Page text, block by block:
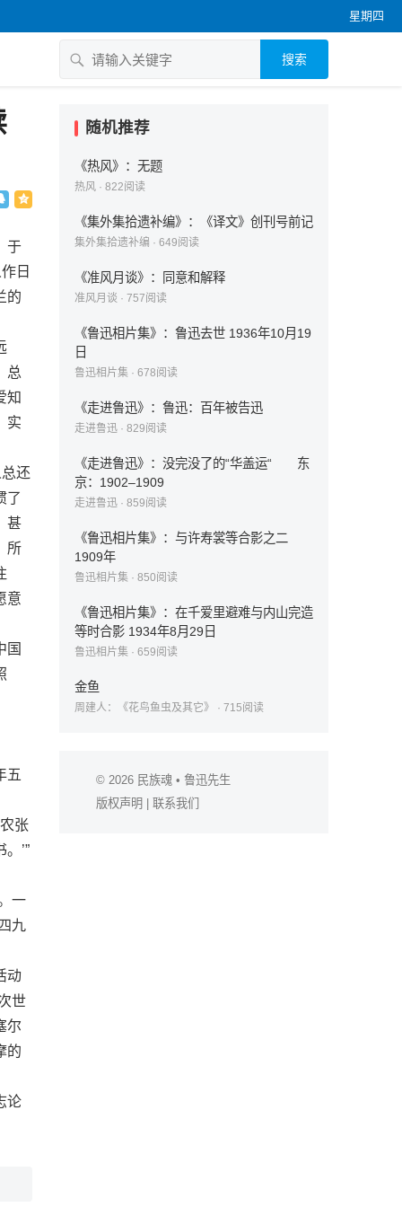
星期四
搜索
于
日
的
总
知
实
还
了
甚
所
意
国
五
张
’”
一
九
动
世
尔
的
论
随机推荐
《热风》：无题
热风 · 822阅读
《集外集拾遗补编》：《译文》创刊号前记
集外集拾遗补编 · 649阅读
《准风月谈》：同意和解释
准风月谈 · 757阅读
《鲁迅相片集》：鲁迅去世 1936年10月19
日
鲁迅相片集 · 678阅读
《走进鲁迅》：鲁迅：百年被告迅
走进鲁迅 · 829阅读
《走进鲁迅》：没完没了的“华盖运“ 东
京：1902–1909
走进鲁迅 · 859阅读
《鲁迅相片集》：与许寿裳等合影之二
1909年
鲁迅相片集 · 850阅读
《鲁迅相片集》：在千爱里避难与内山完造
等时合影 1934年8月29日
鲁迅相片集 · 659阅读
金鱼
周建人：《花鸟鱼虫及其它》 · 715阅读
© 2026 民族魂 • 鲁迅先生
版权声明
联系我们